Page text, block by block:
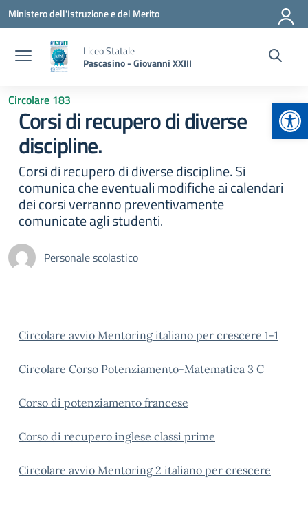
Vai ai contenuti
Vai al menu di navigazione
Vai al footer
Ministero dell'Istruzione e del Merito
Liceo Statale
Pascasino - Giovanni XXIII
Circolare 183
Corsi di recupero di diverse
discipline.
Corsi di recupero di diverse discipline. Si
comunica che eventuali modifiche ai calendari
dei corsi verranno preventivamente
comunicate agli studenti.
Personale scolastico
Circolare avvio Mentoring italiano per crescere 1-1
Circolare Corso Potenziamento-Matematica 3 C
Corso di potenziamento francese
Corso di recupero inglese classi prime
Circolare avvio Mentoring 2 italiano per crescere